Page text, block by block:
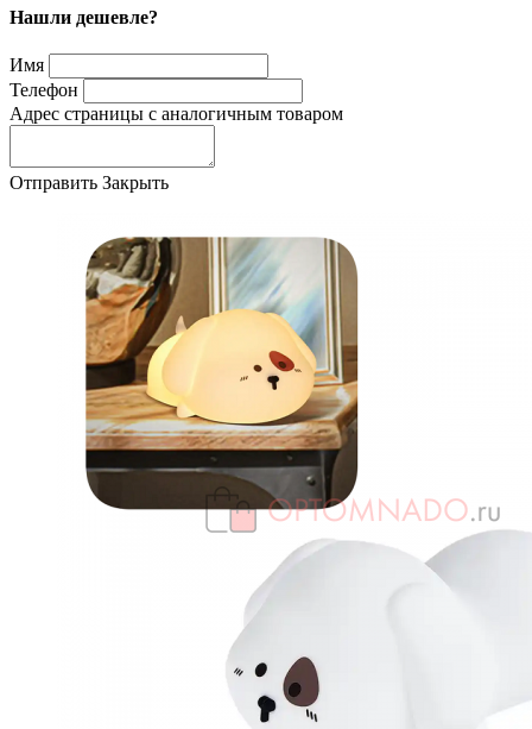
Нашли дешевле?
Имя
Телефон
Адрес страницы с аналогичным товаром
Отправить Закрыть